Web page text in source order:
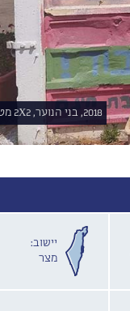
2018, בני הנוער, 2X2 מטר, צילום: נילי שחר
יישוב:
מצר